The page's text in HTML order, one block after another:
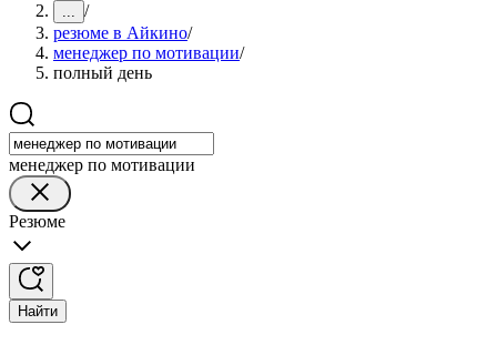
... /
резюме в Айкино/
менеджер по мотивации/
полный день
менеджер по мотивации
Резюме
Найти